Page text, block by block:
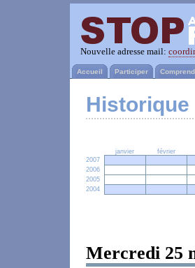
Nouvelle adresse mail:
Accueil Participer
janvier février
2007
2006
2005
2004
Mercredi 25